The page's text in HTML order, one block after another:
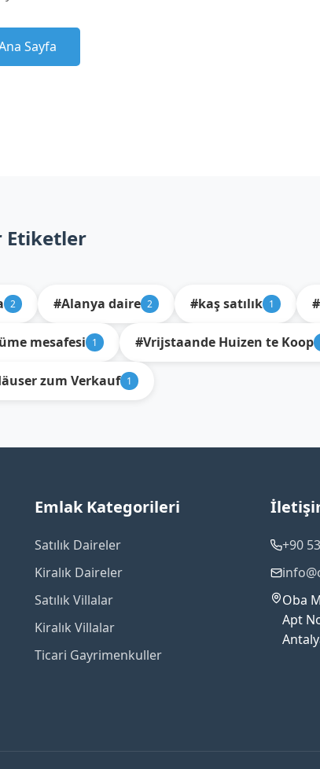
Sayfa
Etiketler
2 #Alanya daire 2 #kaş satılık 1
mesafesi 1 #Vrijstaande Huizen te Koop
zum Verkauf 1
Emlak Kategorileri
Satılık Daireler
Kiralık Daireler
Satılık Villalar
Kiralık Villalar
Ticari Gayrimenkuller
+90
Oba
Apt